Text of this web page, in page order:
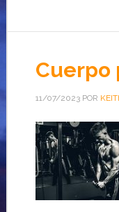
Cuerpo
11/07/2023POR